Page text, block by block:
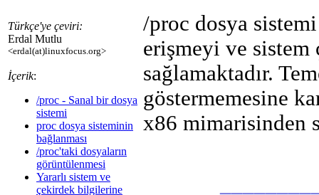
Türkçe'ye çeviri:
Erdal Mutlu
<erdal(at)linuxfocus.org>
İçerik:
/proc - Sanal bir dosya
sistemi
proc dosya sisteminin
bağlanması
/proc'taki dosyaların
görüntülenmesi
Yararlı sistem ve
çekirdek bilgilerine
/proc dosya
erişmeyi ve sistem
sağlamaktadır.
göstermemesine
x86 mimarisinden